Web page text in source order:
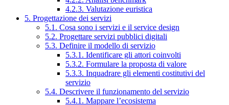
4.2.3. Valutazione euristica
5. Progettazione dei servizi
5.1. Cosa sono i servizi e il service design
5.2. Progettare servizi pubblici digitali
5.3. Definire il modello di servizio
5.3.1. Identificare gli attori coinvolti
5.3.2. Formulare la proposta di valore
5.3.3. Inquadrare gli elementi costitutivi del
servizio
5.4. Descrivere il funzionamento del servizio
5.4.1. Mappare l’ecosistema